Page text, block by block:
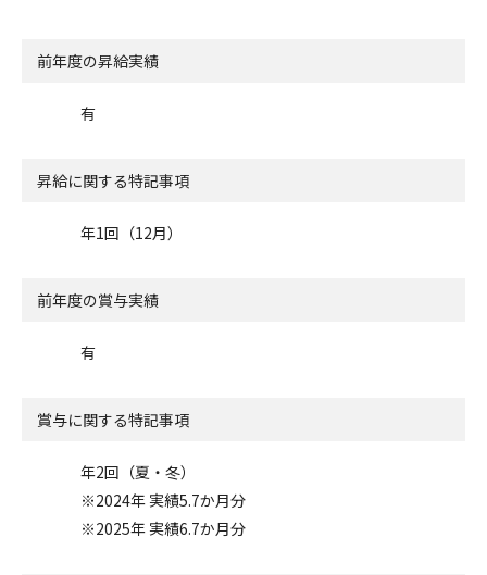
前年度の昇給実績
有
昇給に関する特記事項
年1回（12月）
前年度の賞与実績
有
賞与に関する特記事項
年2回（夏・冬）
※2024年 実績5.7か月分
※2025年 実績6.7か月分